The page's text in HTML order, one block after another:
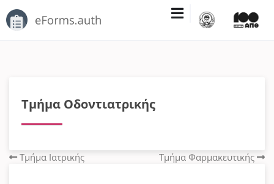
Τμήμα Οδοντιατρικής
Τμήμα Ιατρικής Τμήμα Φαρμακευτικής